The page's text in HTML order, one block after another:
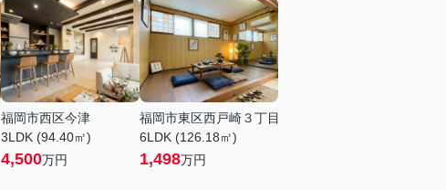
福岡市西区今津
3LDK (94.40㎡)
4,500万円
福岡市東区西戸崎３丁目
6LDK (126.18㎡)
1,498万円